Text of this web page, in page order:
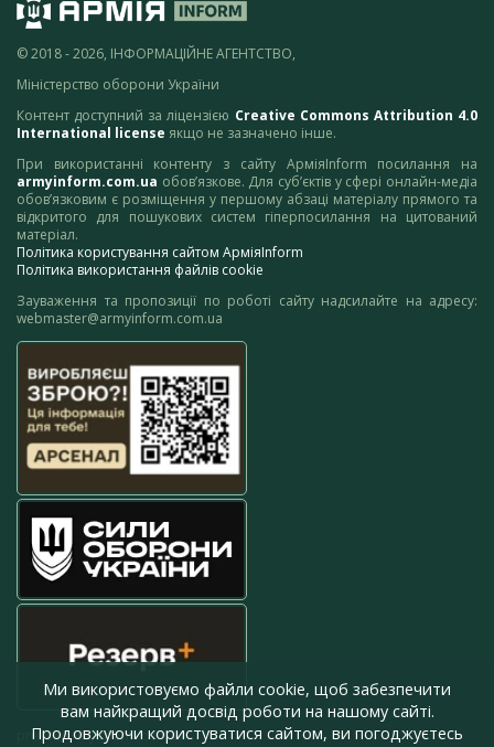
© 2018 - 2026, ІНФОРМАЦІЙНЕ АГЕНТСТВО,
Міністерство оборони України
Контент доступний за ліцензією Creative Commons Attribution 4.0
International license якщо не зазначено інше.
При використанні контенту з сайту АрміяInform посилання на
armyinform.com.ua обов’язкове. Для суб’єктів у сфері онлайн-медіа
обов’язковим є розміщення у першому абзаці матеріалу прямого та
відкритого для пошукових систем гіперпосилання на цитований
матеріал.
Політика користування сайтом АрміяInform
Політика використання файлів cookie
Зауваження та пропозиції по роботі сайту надсилайте на адресу:
webmaster@armyinform.com.ua
press@armyinform.com.ua
Ми використовуємо файли cookie, щоб забезпечити
вам найкращий досвід роботи на нашому сайті.
Продовжуючи користуватися сайтом, ви погоджуєтесь